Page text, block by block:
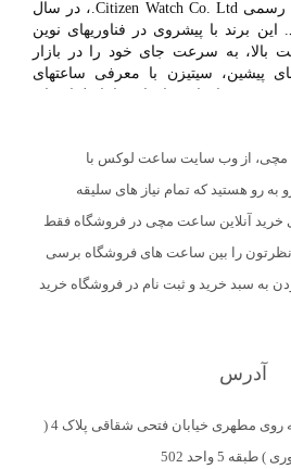
ساعتسازی سیتیزن، با نام رسمی Citizen Watch Co. Ltd.، در سال
این برند با پیشروی در فناوریهای نوین
بالا، به سرعت جای خود را در بازار
پیشین، سیتیزن با معرفی ساعتهای
به مشتریان بسیاری از مزایا و
تصمیم به خرید را برای آنها تسهیل
مزایا اشاره میشود:
تکنولوژی EcoDrive: یکی از مهمترین مزایای ساعتهای مچی
سیتیزن، استفاده از تکنولوژی EcoDrive است. این تکنولوژی
تعویض باتری و استفاده از نور محیط به
از سنتی تا مدرن، ارائه میشوند. این
امکان انتخاب ساعتی که با سلیقه و سبک
است را میدهد.
مچی، از وب سایت ساعت لوکس با
به رو هستید که تمام نیاز های سلیقه
خرید آنلاین ساعت مچی در فروشگاه فقط
را بین ساعت های فروشگاه برسی
به سبد خرید و ثبت نام در فروشگاه خرید
آدرس
تهران - خیابان ولیعصر رو به روی مطهری خیابان فتحی شقاقی پلاک 4 (
طبقه 5 واحد 502